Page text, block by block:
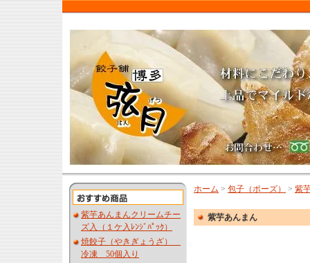
紫芋あんまんクリームチー
ズ入（１ケ入ﾚﾝｼﾞﾊﾟｯｸ）
焼餃子（やきぎょうざ）
冷凍 50個入り
ホーム > 包子（ポーズ） > 紫
紫芋あんまん